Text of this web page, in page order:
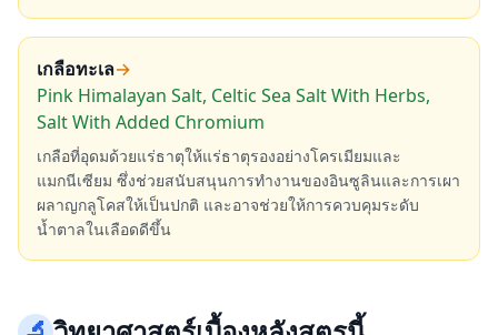
เกลือทะเล→
Pink Himalayan Salt, Celtic Sea Salt With Herbs,
Salt With Added Chromium
เกลือที่อุดมด้วยแร่ธาตุให้แร่ธาตุรองอย่างโครเมียมและ
แมกนีเซียม ซึ่งช่วยสนับสนุนการทำงานของอินซูลินและการเผา
ผลาญกลูโคสให้เป็นปกติ และอาจช่วยให้การควบคุมระดับ
น้ำตาลในเลือดดีขึ้น